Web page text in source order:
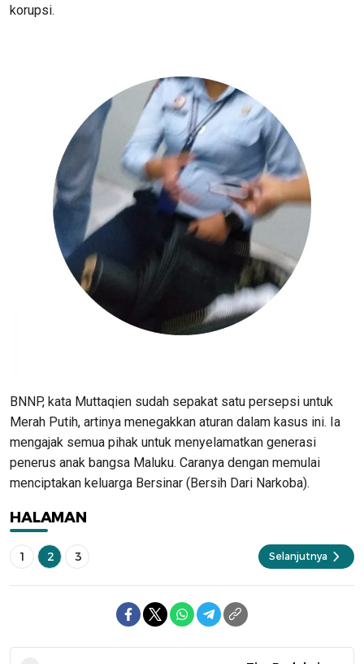
korupsi.
BNNP, kata Muttaqien sudah sepakat satu persepsi untuk
Merah Putih, artinya menegakkan aturan dalam kasus ini. Ia
mengajak semua pihak untuk menyelamatkan generasi
penerus anak bangsa Maluku. Caranya dengan memulai
menciptakan keluarga Bersinar (Bersih Dari Narkoba).
HALAMAN
1 2 3 Selanjutnya